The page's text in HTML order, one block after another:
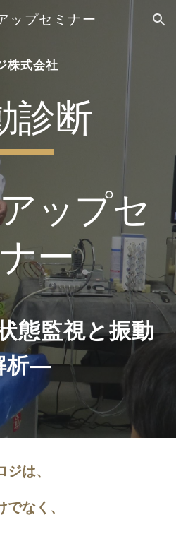
Skip to navigation
ップセミナー
株式会社
診断
ップセ
ー
態監視と振動
析―
は、
なく、